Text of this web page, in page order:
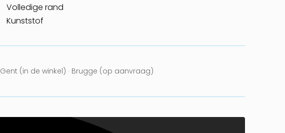
Volledige rand
Kunststof
Gent (in de winkel) · Brugge (op aanvraag)